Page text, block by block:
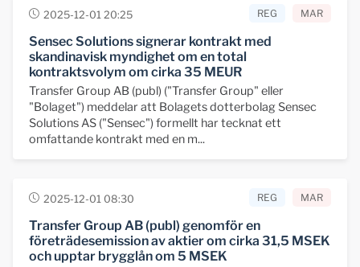
2025-12-01 20:25 REG MAR
Sensec Solutions signerar kontrakt med
skandinavisk myndighet om en total
kontraktsvolym om cirka 35 MEUR
Transfer Group AB (publ) ("Transfer Group" eller
"Bolaget") meddelar att Bolagets dotterbolag Sensec
Solutions AS ("Sensec") formellt har tecknat ett
omfattande kontrakt med en m...
2025-12-01 08:30 REG MAR
Transfer Group AB (publ) genomför en
företrädesemission av aktier om cirka 31,5 MSEK
och upptar brygglån om 5 MSEK